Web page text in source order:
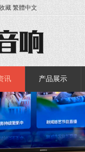
藏 繁體中文
讯 产品展示